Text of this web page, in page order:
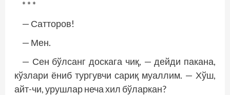
* * *
— Сатторов!
— Мен.
— Сен бўлсанг доскага чиқ, — дейди пакана,
кўзлари ёниб тургувчи сариқ муаллим. — Хўш,
айт-чи, урушлар неча хил бўларкан?